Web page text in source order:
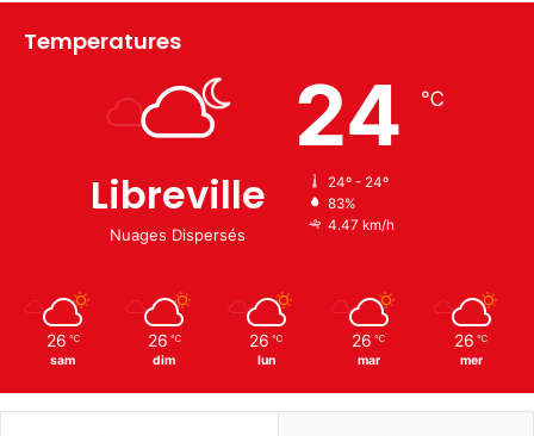
Temperatures
Libreville
Nuages Dispersés
24 ℃
24º - 24º
83%
4.47 km/h
26 ℃
sam
26 ℃
dim
26 ℃
lun
26 ℃
mar
26 ℃
mer